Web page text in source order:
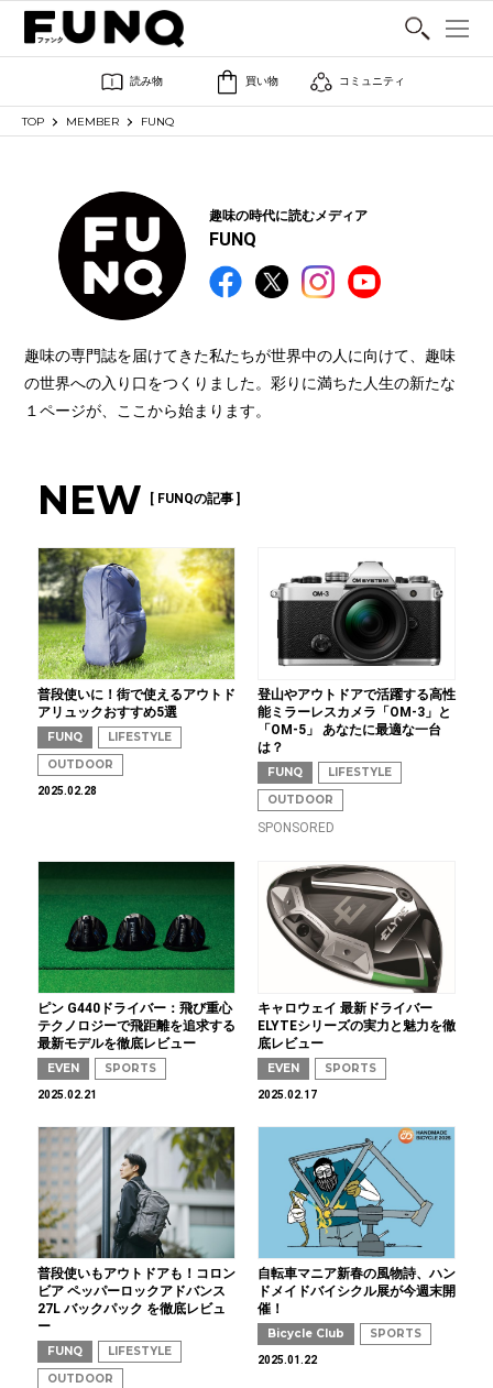
SHARE
読み物 買い物 コミュニティ
TOP MEMBER FUNQ
趣味の時代に読むメディア
FUNQ
趣味の専門誌を届けてきた私たちが世界中の人に向けて、趣味
の世界への入り口をつくりました。彩りに満ちた人生の新たな
１ページが、ここから始まります。
NEW [ FUNQの記事 ]
普段使いに！街で使えるアウトド
アリュックおすすめ5選
FUNQ
LIFESTYLE
OUTDOOR
2025.02.28
登山やアウトドアで活躍する高性
能ミラーレスカメラ「OM-3」と
「OM-5」 あなたに最適な一台
は？
FUNQ
LIFESTYLE
OUTDOOR
SPONSORED
ピン G440ドライバー：飛び重心
テクノロジーで飛距離を追求する
最新モデルを徹底レビュー
EVEN SPORTS
2025.02.21
キャロウェイ 最新ドライバー
ELYTEシリーズの実力と魅力を徹
底レビュー
EVEN SPORTS
2025.02.17
普段使いもアウトドアも！コロン
ビア ペッパーロックアドバンス
27L バックパック を徹底レビュ
ー
FUNQ
LIFESTYLE
OUTDOOR
自転車マニア新春の風物詩、ハン
ドメイドバイシクル展が今週末開
催！
Bicycle Club SPORTS
2025.01.22